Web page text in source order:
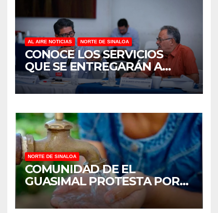
AL AIRE NOTICIAS NORTE DE SINALOA
CONOCE LOS SERVICIOS
QUE SE ENTREGARÁN A
JUAN JOSÉ RÍOS
NORTE DE SINALOA
COMUNIDAD DE EL
GUASIMAL PROTESTA POR
FALTA DE AGUA POTABLE EN
MOCORITO